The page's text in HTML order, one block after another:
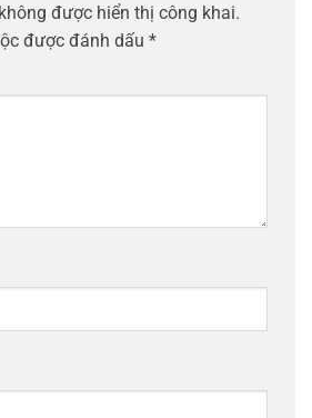
được hiển thị công khai.
được đánh dấu *